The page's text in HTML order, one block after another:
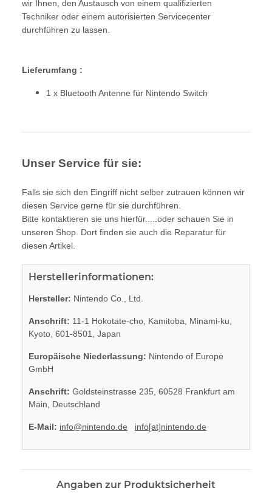
wir Ihnen, den Austausch von einem qualifizierten
Techniker oder einem autorisierten Servicecenter
durchführen zu lassen.
Lieferumfang :
1 x Bluetooth Antenne für Nintendo Switch
Unser Service für sie:
Falls sie sich den Eingriff nicht selber zutrauen können wir
diesen Service gerne für sie durchführen.
Bitte kontaktieren sie uns hierfür.....oder schauen Sie in
unseren Shop. Dort finden sie auch die Reparatur für
diesen Artikel.
Herstellerinformationen:
Hersteller: Nintendo Co., Ltd.
Anschrift: 11-1 Hokotate-cho, Kamitoba, Minami-ku,
Kyoto, 601-8501, Japan
Europäische Niederlassung: Nintendo of Europe
GmbH
Anschrift: Goldsteinstrasse 235, 60528 Frankfurt am
Main, Deutschland
E-Mail: info@nintendo.de info[at]nintendo.de
Angaben zur Produktsicherheit